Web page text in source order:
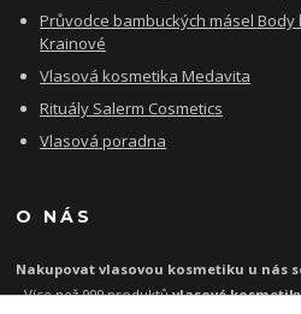
Průvodce bambuckých másel Body
Krainové
Vlasová kosmetika Medavita
Rituály Salerm Cosmetics
Vlasová poradna
O NÁS
Nakupovat vlasovou kosmetiku u nás
- Více než 999 produktůvlasové